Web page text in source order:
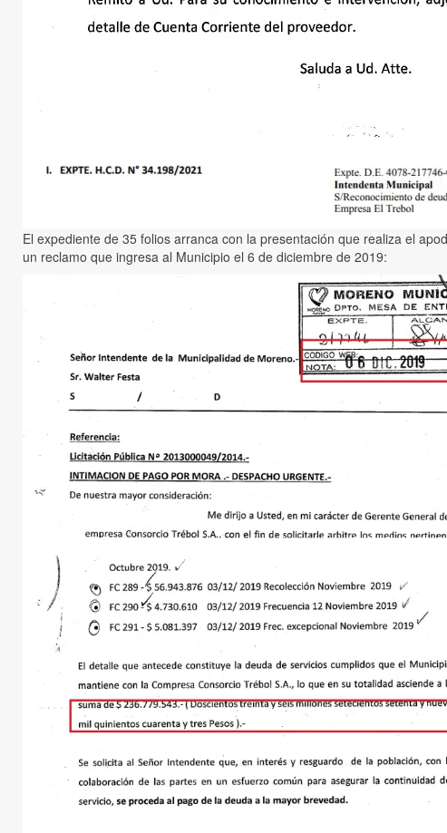
El expediente de 35 folios arranca con la presentación que realiza el
un reclamo que ingresa al Municipio el 6 de diciembre de 2019: